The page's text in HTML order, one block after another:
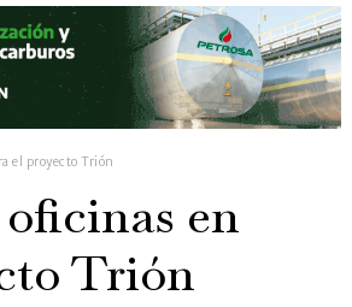
el proyecto Trión
en
Trión